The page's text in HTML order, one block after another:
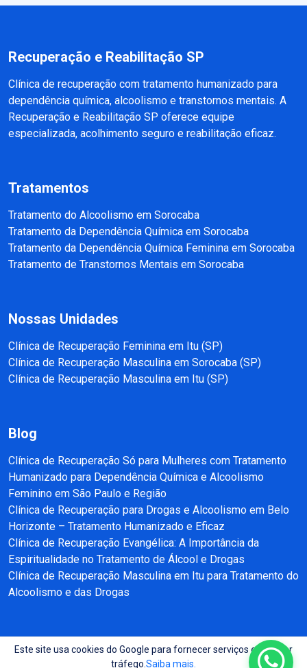
Recuperação e Reabilitação SP
Clínica de recuperação com tratamento humanizado para
dependência química, alcoolismo e transtornos mentais. A
Recuperação e Reabilitação SP oferece equipe
especializada, acolhimento seguro e reabilitação eficaz.
Tratamentos
Tratamento do Alcoolismo em Sorocaba
Tratamento da Dependência Química em Sorocaba
Tratamento da Dependência Química Feminina em Sorocaba
Tratamento de Transtornos Mentais em Sorocaba
Nossas Unidades
Clínica de Recuperação Feminina em Itu (SP)
Clínica de Recuperação Masculina em Sorocaba (SP)
Clínica de Recuperação Masculina em Itu (SP)
Blog
Clínica de Recuperação Só para Mulheres com Tratamento
Humanizado para Dependência Química e Alcoolismo
Feminino em São Paulo e Região
Clínica de Recuperação para Drogas e Alcoolismo em Belo
Horizonte – Tratamento Humanizado e Eficaz
Clínica de Recuperação Evangélica: A Importância da
Espiritualidade no Tratamento de Álcool e Drogas
Clínica de Recuperação Masculina em Itu para Tratamento do
Alcoolismo e das Drogas
Copyright © 2025 - 2026 Recuperação e Reabilitação SP Todos direitos
Este site usa cookies do Google para fornecer serviços e analisar
tráfego. Saiba mais.